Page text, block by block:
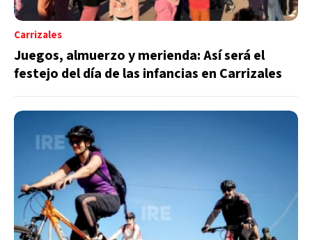
Carrizales
Juegos, almuerzo y merienda: Así será el
festejo del día de las infancias en Carrizales